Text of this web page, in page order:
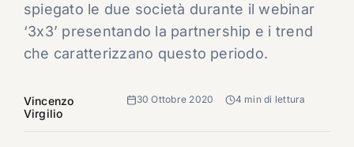
spiegato le due società durante il webinar
‘3x3’ presentando la partnership e i trend
che caratterizzano questo periodo.
Vincenzo
Virgilio
30 Ottobre 2020 4 min di lettura